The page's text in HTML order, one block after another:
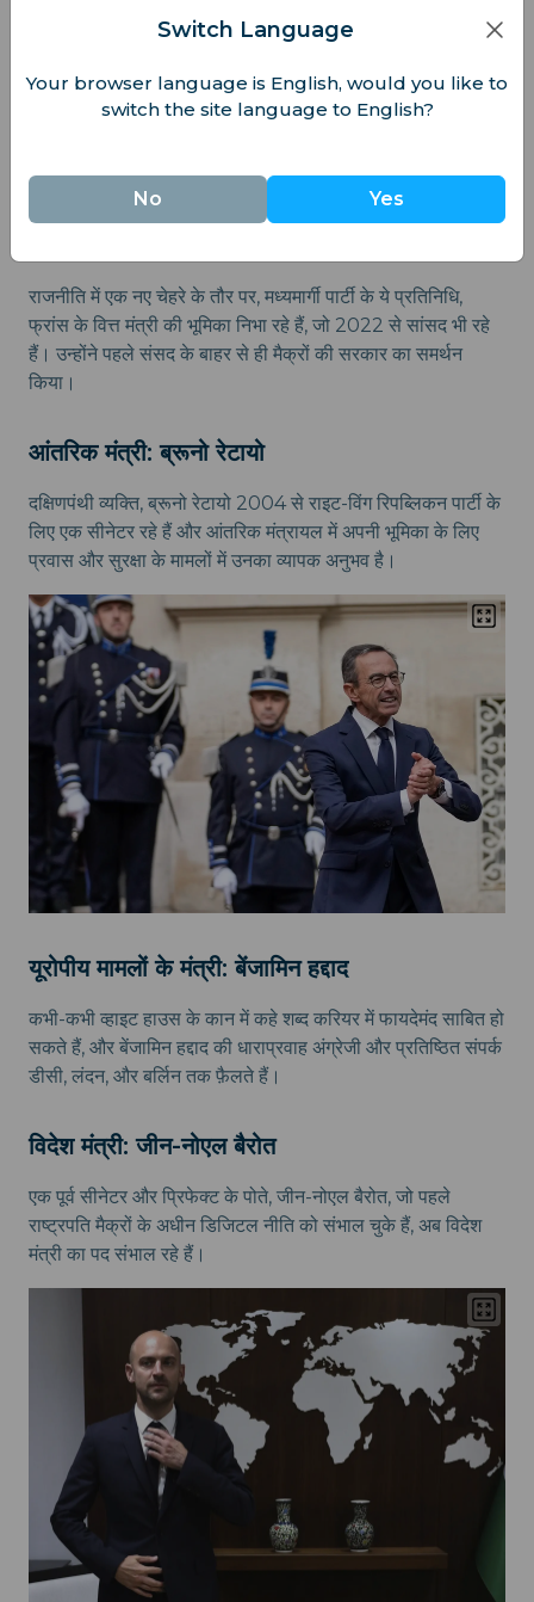
वर्तमान में, यह दायित्व मिशेल बर्नियर द्वारा उठाई जा रही है। एलिजे पैलेस
शामिल हैं:
राजनीति में एक नए चेहरे के तौर पर, मध्यमार्गी पार्टी के ये प्रतिनिधि,
फ्रांस के वित्त मंत्री की भूमिका निभा रहे हैं, जो 2022 से सांसद भी रहे
हैं। उन्होंने पहले संसद के बाहर से ही मैक्रों की सरकार का समर्थन
किया।
आंतरिक मंत्री: ब्रूनो रेटायो
दक्षिणपंथी व्यक्ति, ब्रूनो रेटायो 2004 से राइट-विंग रिपब्लिकन पार्टी के
लिए एक सीनेटर रहे हैं और आंतरिक मंत्रायल में अपनी भूमिका के लिए
प्रवास और सुरक्षा के मामलों में उनका व्यापक अनुभव है।
यूरोपीय मामलों के मंत्री: बेंजामिन हद्दाद
कभी-कभी व्हाइट हाउस के कान में कहे शब्द करियर में फायदेमंद साबित हो
सकते हैं, और बेंजामिन हद्दाद की धाराप्रवाह अंग्रेजी और प्रतिष्ठित संपर्क
डीसी, लंदन, और बर्लिन तक फ़ैलते हैं।
विदेश मंत्री: जीन-नोएल बैरोत
एक पूर्व सीनेटर और प्रिफेक्ट के पोते, जीन-नोएल बैरोत, जो पहले
राष्ट्रपति मैक्रों के अधीन डिजिटल नीति को संभाल चुके हैं, अब विदेश
मंत्री का पद संभाल रहे हैं।
Switch Language
Your browser language is English, would you like to
switch the site language to English?
No Yes